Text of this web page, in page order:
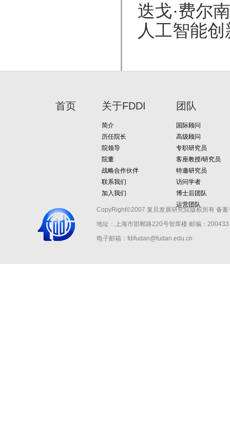
迭戈·费尔
人工智能
首页 关于FDDI
简介
历任院长
院领导
院董
战略合作伙伴
联系我们
加入我们
团队
国际顾问
高级顾问
专职研究员
客座教授/研究员
特邀研究员
访问学者
博士后团队
运营团队
CopyRight©2007 复旦发展研究院版权所有 备
地址：上海市邯郸路220号智库楼 邮编：
电子邮箱：fdifudan@fudan.edu.cn